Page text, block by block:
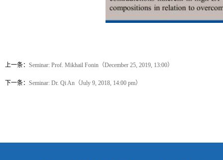
上一条： Seminar: Prof. Mikhail Fonin（December 25, 2019, 13:00）
下一条： Seminar: Dr. Qi An（July 9, 2018, 14:00 pm）